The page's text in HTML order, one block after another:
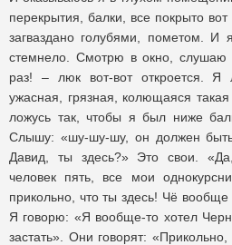
перекрытия, балки, все покрыто
загваздано голубями, пометом.
стемнело. Смотрю в окно, слушаю
раз! – люк вот-вот откроется. Я
ужасная, грязная, колющаяся
ложусь так, чтобы я был ниже
Слышу: «шу-шу-шу, он должен быть
Давид, ты здесь?» Это свои.
человек пять, все мои
прикольно, что ты здесь! Чё
Я говорю: «Я вообще-то хотел
застать». Они говорят: